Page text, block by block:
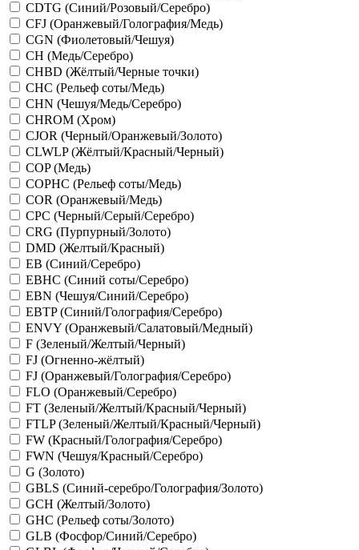
CDTG (Синий/Розовый/Серебро)
CFJ (Оранжевый/Голография/Медь)
CGN (Фиолетовый/Чешуя)
CH (Медь/Серебро)
CHBD (Жёлтый/Черные точки)
CHC (Рельеф соты/Медь)
CHN (Чешуя/Медь/Серебро)
CHROM (Хром)
CJOR (Черный/Оранжевый/Золото)
CLWLP (Жёлтый/Красный/Черный)
COP (Медь)
COPHC (Рельеф соты/Медь)
COR (Оранжевый/Медь)
CPC (Черный/Серый/Серебро)
CRG (Пурпурный/Золото)
DMD (Желтый/Красный)
EB (Синий/Серебро)
EBHC (Синий соты/Серебро)
EBN (Чешуя/Синий/Серебро)
EBTP (Синий/Голография/Серебро)
ENVY (Оранжевый/Салатовый/Медный)
F (Зеленый/Желтый/Черный)
FJ (Огненно-жёлтый)
FJ (Оранжевый/Голография/Серебро)
FLO (Оранжевый/Серебро)
FT (Зеленый/Желтый/Красный/Черный)
FTLP (Зеленый/Желтый/Красный/Черный)
FW (Красный/Голография/Серебро)
FWN (Чешуя/Красный/Серебро)
G (Золото)
GBLS (Синий-серебро/Голография/Золото)
GCH (Желтый/Золото)
GHC (Рельеф соты/Золото)
GLB (Фосфор/Синий/Серебро)